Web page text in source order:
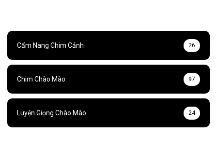
Cẩm Nang Chim Cảnh 26
Chim Chào Mào 97
Luyện Giọng Chào Mào 24